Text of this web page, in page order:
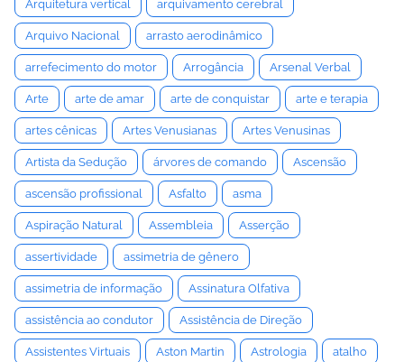
Arquitetura vertical arquivamento cerebral
Arquivo Nacional arrasto aerodinâmico
arrefecimento do motor Arrogância Arsenal Verbal
Arte arte de amar arte de conquistar arte e terapia
artes cênicas Artes Venusianas Artes Venusinas
Artista da Sedução árvores de comando Ascensão
ascensão profissional Asfalto asma
Aspiração Natural Assembleia Asserção
assertividade assimetria de gênero
assimetria de informação Assinatura Olfativa
assistência ao condutor Assistência de Direção
Assistentes Virtuais Aston Martin Astrologia atalho